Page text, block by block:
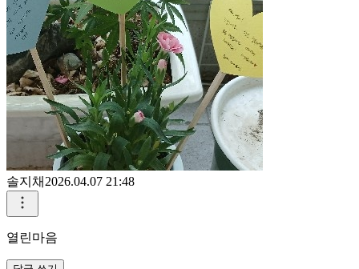
솔지채 2026.04.07 21:48
열린마음